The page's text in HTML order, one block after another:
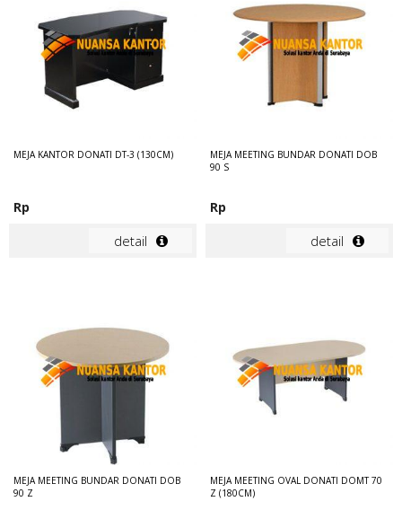
MEJA KANTOR DONATI DT-3 (130CM)
Rp
detail
MEJA MEETING BUNDAR DONATI DOB
90 S
Rp
detail
MEJA MEETING BUNDAR DONATI DOB
90 Z
MEJA MEETING OVAL DONATI DOMT 70
Z (180CM)